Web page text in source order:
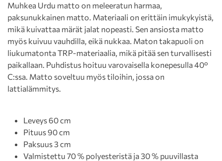
Muhkea Urdu matto on meleeratun harmaa,
paksunukkainen matto. Materiaali on erittäin imukykyistä,
mikä kuivattaa märät jalat nopeasti. Sen ansiosta matto
myös kuivuu vauhdilla, eikä nukkaa. Maton takapuoli on
liukumatonta TRP-materiaalia, mikä pitää sen turvallisesti
paikallaan. Puhdistus hoituu varovaisella konepesulla 40°
C:ssa. Matto soveltuu myös tiloihin, jossa on
lattialämmitys.
Leveys 60 cm
Pituus 90 cm
Paksuus 3 cm
Valmistettu 70 % polyesteristä ja 30 % puuvillasta